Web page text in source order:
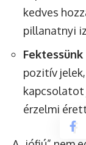
kedves
pillanatnyi
pozitív
kapcsolatot
érzelmi